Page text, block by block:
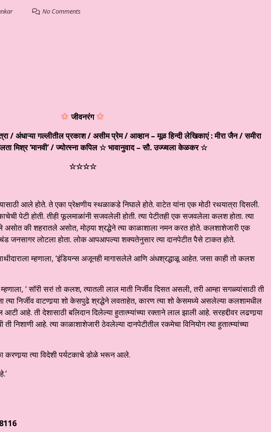
No Comments
जीवनरंग
/ अंधाऱ्या गल्लीतील प्रकाश / असीम प्रेम / आव्हान – मूळ हिन्दी लेखिकाएं : मीरा जैन / समीरा
मिश्र ‘मानवी’ / ज्योत्स्ना कपिल ☆ भावानुवाद – सौ. उज्ज्वला केळकर☆
☆☆☆☆
आले होते. ते एका प्रेक्षणीय स्थळाकडे निघाले होते. वाटेत यांना एक मोठी रथयात्रा दिसली.
पेटी होती. तीही फूलमाळांनी सजवलेली होती. त्या पेटीतही एक सजवलेला कलश होता. त्या
असोत की शहरातले असोत, मोठ्या श्रद्धेने त्या काळाशाला नमन करत होते. कलशाशेजारी एक
जनसागर लोटला होता. लोक आपआपल्या शक्यतेनुसार त्या दानपेटीत पैसे टाकत होते.
म्हणाला, ‘इंडियन्स अजूनही मागासलेले आणि अंधश्रद्धाळू आहेत. जसा काही तो कलश
‘ सॉरी सर! तो कलश, त्यातली लाल माती निर्जीव दिसत असली, तरी आम्हा सगळ्यांसाठी ती
त्या निर्जीव वाटणार्‍या शो केसपुढे श्रद्धेने लवताहेत, कारण त्या शो केसमध्ये असलेल्या कलशामधील
आटी आहे. ती देशासाठी बलिदान दिलेल्या हुतात्म्यांच्या रक्ताने लाल झाली आहे. सरहद्दीवर लढणार्‍या
निशाणी आहे. त्या काळाशाशेजारी ठेवलेल्या दानपेटीतील रकमेचा विनियोग त्या हुतात्म्यांच्या
करणार्‍या त्या विदेशी पर्यटकाचे डोळे भरून आले.
☆ परिहार जी का साहित्यिक संसार # ३४४ ☆ व्यंग्य – शीतल भाई और शान्ति की खोज ☆